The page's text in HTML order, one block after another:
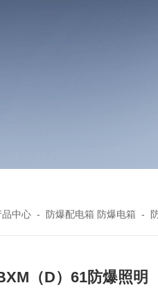
品中心 - 防爆配电箱 防爆电箱 -
（D）61防爆照明